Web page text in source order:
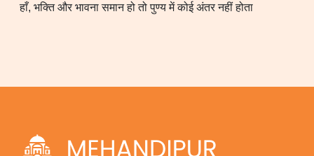
हाँ, भक्ति और भावना समान हो तो पुण्य में कोई अंतर नहीं होता